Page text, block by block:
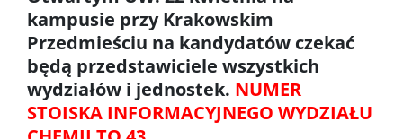
Regulaminy/zasady
Procedura przewodu doktorskiego
kampusie przy Krakowskim
Przedmieściu na kandydatów czekać
będą przedstawiciele wszystkich
wydziałów i jednostek. NUMER
STOISKA INFORMACYJNEGO WYDZIAŁU